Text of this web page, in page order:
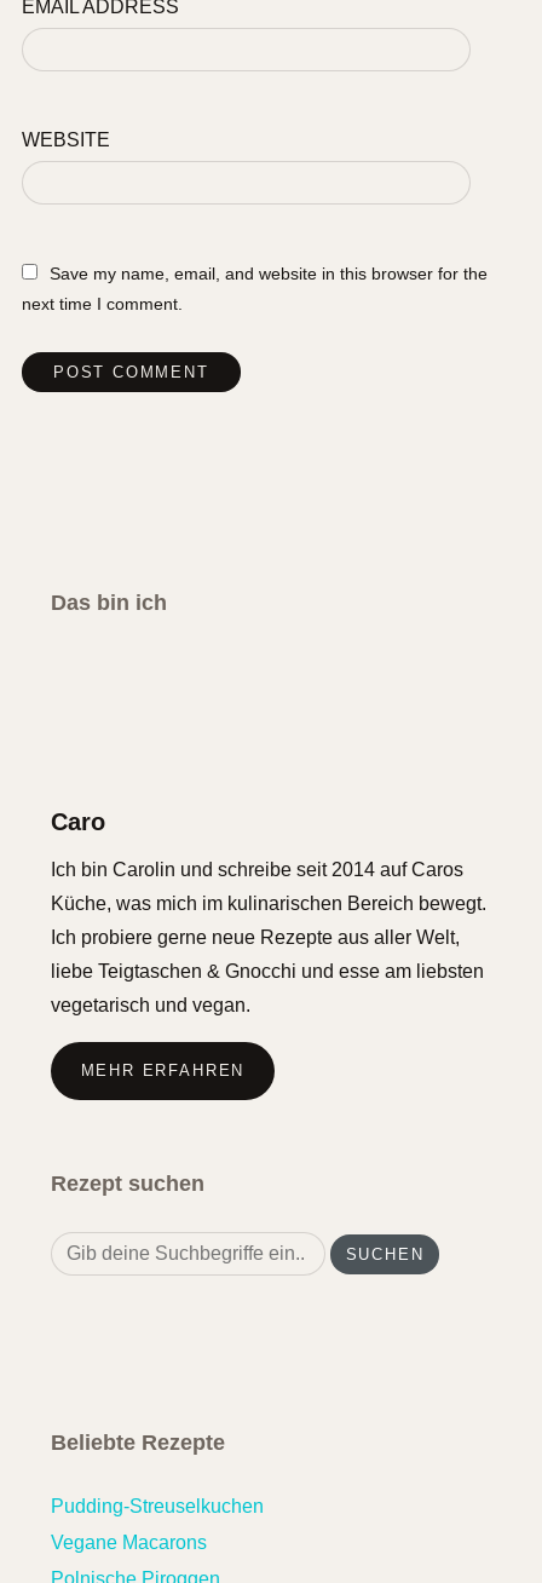
EMAIL ADDRESS
WEBSITE
Save my name, email, and website in this browser for the
next time I comment.
Das bin ich
Caro
Ich bin Carolin und schreibe seit 2014 auf Caros
Küche, was mich im kulinarischen Bereich bewegt.
Ich probiere gerne neue Rezepte aus aller Welt,
liebe Teigtaschen & Gnocchi und esse am liebsten
vegetarisch und vegan.
MEHR ERFAHREN
Rezept suchen
Search
for:
Beliebte Rezepte
Pudding-Streuselkuchen
Vegane Macarons
Polnische Piroggen